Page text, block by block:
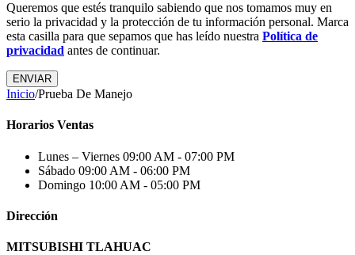
Queremos que estés tranquilo sabiendo que nos tomamos muy en
serio la privacidad y la protección de tu información personal. Marca
esta casilla para que sepamos que has leído nuestra Política de
privacidad antes de continuar.
ENVIAR
Inicio/Prueba De Manejo
Horarios Ventas
Lunes – Viernes 09:00 AM - 07:00 PM
Sábado 09:00 AM - 06:00 PM
Domingo 10:00 AM - 05:00 PM
Dirección
MITSUBISHI TLAHUAC